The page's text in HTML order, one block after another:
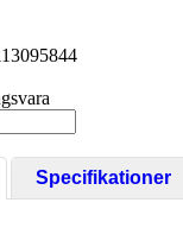
Specifikationer